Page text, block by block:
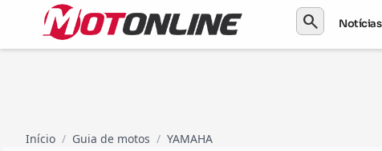
search Notícias
Início / Guia de motos / YAMAHA